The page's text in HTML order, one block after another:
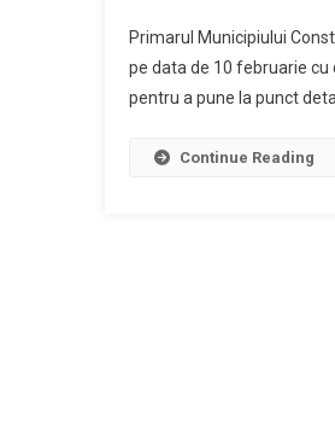
Primarul Municipiului
pe data de 10 februarie
pentru a pune la punct
Continue Reading